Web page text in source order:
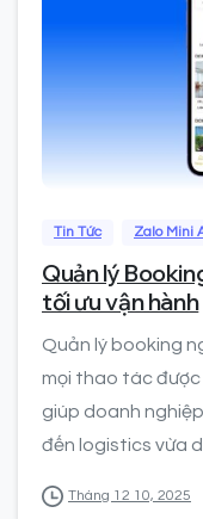
Tin Tức Zalo Mini
Quản lý
tối ưu vận hành
Quản lý booking
mọi thao tác được
giúp doanh
đến logistics vừa
Tháng 12 10, 2025